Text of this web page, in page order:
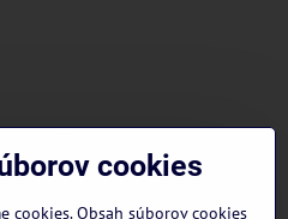
15:00)
cookies
cookies. Obsah súborov cookies